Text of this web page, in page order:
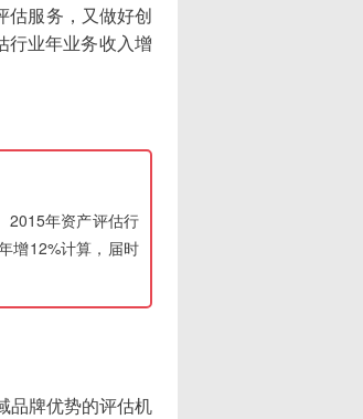
估服务，又做好创
行业年业务收入增
2015年资产评估行
增12%计算，届时
品牌优势的评估机